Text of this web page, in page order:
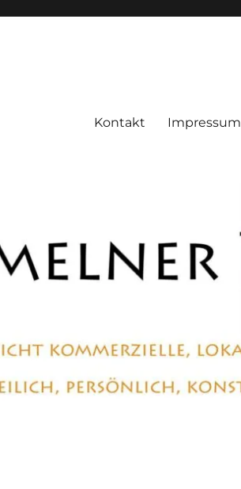
Kontakt Impressum